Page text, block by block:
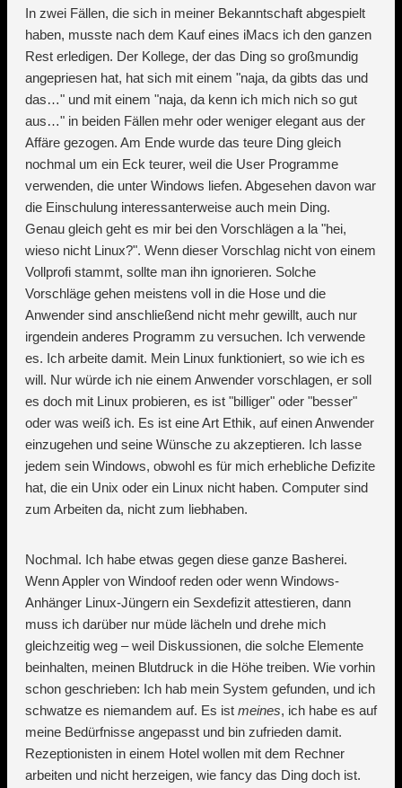
In zwei Fällen, die sich in meiner Bekanntschaft abgespielt
haben, musste nach dem Kauf eines iMacs ich den ganzen
Rest erledigen. Der Kollege, der das Ding so großmundig
angepriesen hat, hat sich mit einem "naja, da gibts das und
das…" und mit einem "naja, da kenn ich mich nich so gut
aus…" in beiden Fällen mehr oder weniger elegant aus der
Affäre gezogen. Am Ende wurde das teure Ding gleich
nochmal um ein Eck teurer, weil die User Programme
verwenden, die unter Windows liefen. Abgesehen davon war
die Einschulung interessanterweise auch mein Ding.
Genau gleich geht es mir bei den Vorschlägen a la "hei,
wieso nicht Linux?". Wenn dieser Vorschlag nicht von einem
Vollprofi stammt, sollte man ihn ignorieren. Solche
Vorschläge gehen meistens voll in die Hose und die
Anwender sind anschließend nicht mehr gewillt, auch nur
irgendein anderes Programm zu versuchen. Ich verwende
es. Ich arbeite damit. Mein Linux funktioniert, so wie ich es
will. Nur würde ich nie einem Anwender vorschlagen, er soll
es doch mit Linux probieren, es ist "billiger" oder "besser"
oder was weiß ich. Es ist eine Art Ethik, auf einen Anwender
einzugehen und seine Wünsche zu akzeptieren. Ich lasse
jedem sein Windows, obwohl es für mich erhebliche Defizite
hat, die ein Unix oder ein Linux nicht haben. Computer sind
zum Arbeiten da, nicht zum liebhaben.
Nochmal. Ich habe etwas gegen diese ganze Basherei.
Wenn Appler von Windoof reden oder wenn Windows-
Anhänger Linux-Jüngern ein Sexdefizit attestieren, dann
muss ich darüber nur müde lächeln und drehe mich
gleichzeitig weg – weil Diskussionen, die solche Elemente
beinhalten, meinen Blutdruck in die Höhe treiben. Wie vorhin
schon geschrieben: Ich hab mein System gefunden, und ich
schwatze es niemandem auf. Es ist meines, ich habe es auf
meine Bedürfnisse angepasst und bin zufrieden damit.
Rezeptionisten in einem Hotel wollen mit dem Rechner
arbeiten und nicht herzeigen, wie fancy das Ding doch ist.